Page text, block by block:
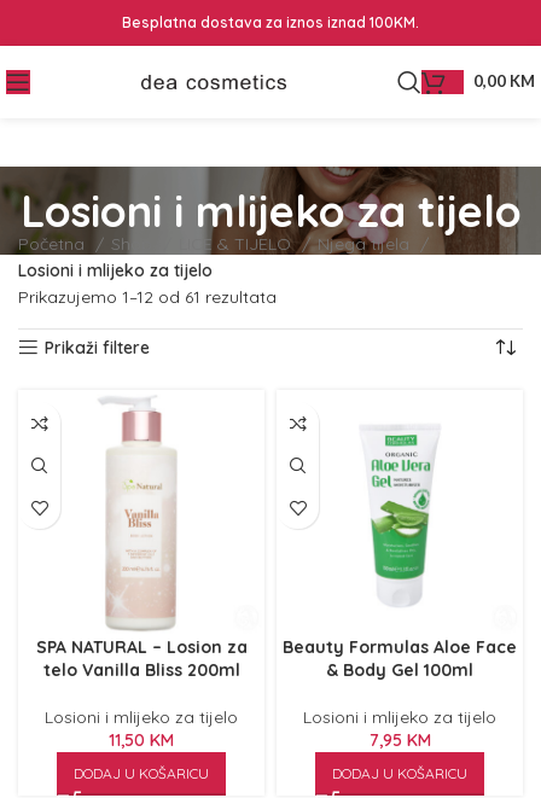
Besplatna dostava za iznos iznad 100KM.
0,00 KM
Losioni i mlijeko za tijelo
Početna Shop LICE & TIJELO
Njega tijela
Losioni i mlijeko za tijelo
Prikazujemo 1–12 od 61 rezultata
Prikaži filtere
SPA NATURAL – Losion za
telo Vanilla Bliss 200ml
Losioni i mlijeko za tijelo
11,50 KM
DODAJ U KOŠARICU
Beauty Formulas Aloe Face
& Body Gel 100ml
Losioni i mlijeko za tijelo
7,95 KM
DODAJ U KOŠARICU